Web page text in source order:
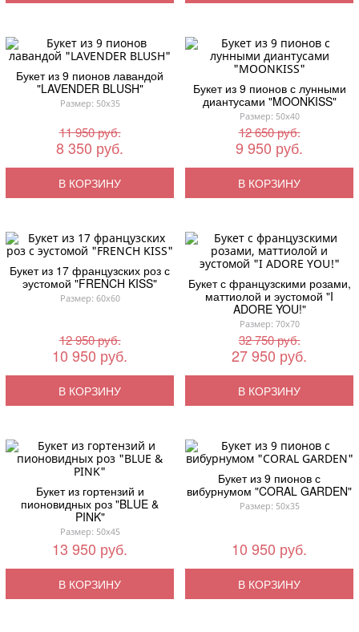
Букет из 9 пионов лавандой
"LAVENDER BLUSH"
Размер: 50x35
11 950 руб.
8 350 руб.
В КОРЗИНУ
Букет из 9 пионов с лунными
диантусами "MOONKISS"
Размер: 50x40
12 650 руб.
9 950 руб.
В КОРЗИНУ
Букет из 17 французских роз с
эустомой "FRENCH KISS"
Размер: 60x60
12 950 руб.
10 950 руб.
В КОРЗИНУ
Букет с французскими розами,
маттиолой и эустомой "I
ADORE YOU!"
Размер: 70x70
32 750 руб.
27 950 руб.
В КОРЗИНУ
Букет из гортензий и
пионовидных роз "BLUE &
PINK"
Размер: 50x45
13 950 руб.
В КОРЗИНУ
Букет из 9 пионов с
вибурнумом "CORAL GARDEN"
Размер: 50x35
10 950 руб.
В КОРЗИНУ